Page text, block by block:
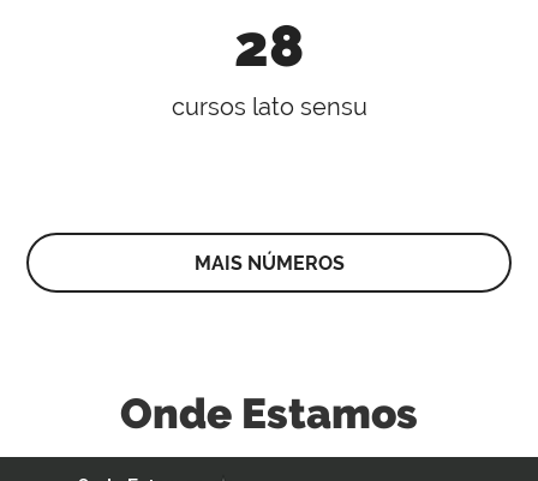
28
cursos lato sensu
MAIS NÚMEROS
Onde Estamos